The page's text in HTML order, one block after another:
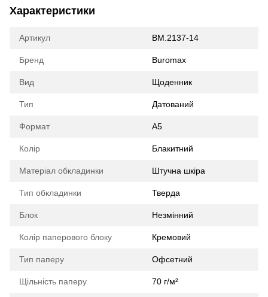
Характеристики
Артикул BM.2137-14
Бренд Buromax
Вид Щоденник
Тип Датований
Формат А5
Колір Блакитний
Матеріал обкладинки Штучна шкіра
Тип обкладинки Тверда
Блок Незмінний
Колір паперового блоку Кремовий
Тип паперу Офсетний
Щільність паперу 70 г/м²